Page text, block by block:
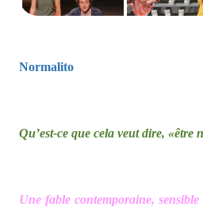
Normalito
Qu’est-ce que cela veut dire, «être
Une fable contemporaine,